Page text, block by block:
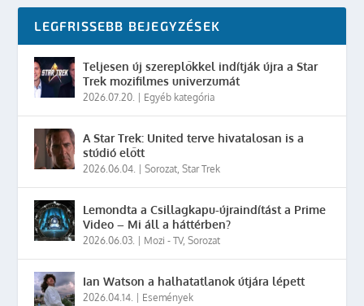
LEGFRISSEBB BEJEGYZÉSEK
Teljesen új szereplőkkel indítják újra a Star
Trek mozifilmes univerzumát
2026.07.20. Egyéb kategória
A Star Trek: United terve hivatalosan is a
stúdió előtt
2026.06.04. |Sorozat,Star Trek
Lemondta a Csillagkapu-újraindítást a Prime
Video – Mi áll a háttérben?
2026.06.03. Mozi - TV,Sorozat
Ian Watson a halhatatlanok útjára lépett
2026.04.14. Események